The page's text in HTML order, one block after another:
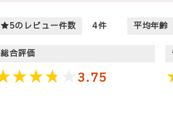
★5のレビュー件数 4件 平均年齢
総合評価
3.75